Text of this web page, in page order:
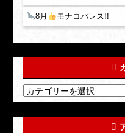
8月 モナコパレス!!